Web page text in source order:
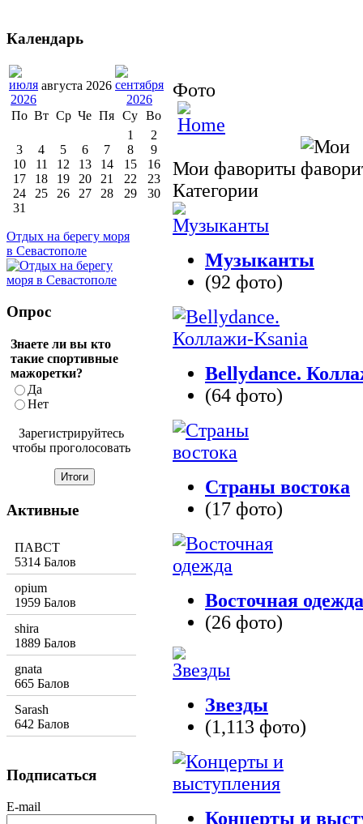
Фото
Мои фавориты
Категории
Музыканты
(92 фото)
Bellydance.
(64 фото)
Страны востока
(17 фото)
Восточная одежда
(26 фото)
Звезды
(1,113 фото)
Концерты и
Календарь
августа 2026
По Вт Ср Че Пя Су Во
1
2
3
4 5 6 7 8
9
10
11 12 13 14 15
16
17
18 19 20 21 22
23
24
25 26 27 28 29
30
31
Отдых на берегу моря
в Севастополе
Опрос
Знаете ли вы кто
такие спортивные
мажоретки?
Да
Нет
Зарегистрируйтесь
чтобы проголосовать
Активные
ПАВСТ
5314 Балов
opium
1959 Балов
shira
1889 Балов
gnata
665 Балов
Sarash
642 Балов
Подписаться
E-mail